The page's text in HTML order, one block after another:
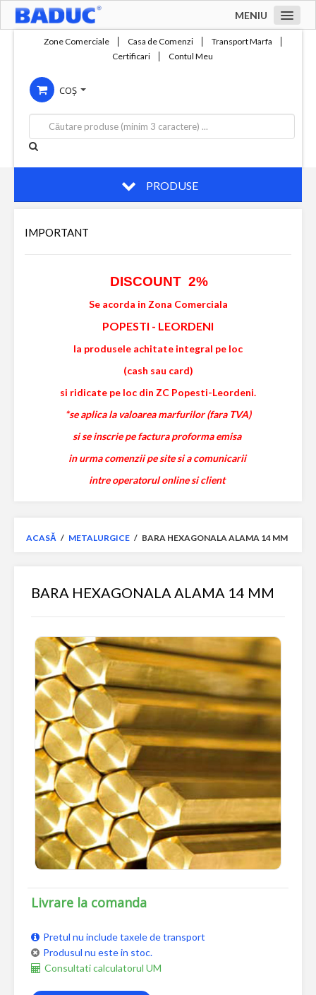
MENIU
Compania
Servicii
Productie
Contact
Zone Comerciale Casa de Comenzi
Transport Marfa
Certificari
Contul Meu
COȘ
PRODUSE
IMPORTANT
DISCOUNT 2%
Se acorda in Zona Comerciala
POPESTI - LEORDENI
la produsele achitate integral pe loc
(cash sau card)
si ridicate pe loc din ZC Popesti-Leordeni.
*se aplica la valoarea marfurilor (fara TVA)
si se inscrie pe factura proforma emisa
in urma comenzii pe site si a comunicarii
intre operatorul online si client
ACASĂ / METALURGICE / BARA HEXAGONALA ALAMA 14 MM
BARA HEXAGONALA ALAMA 14 MM
Livrare la comanda
Pretul nu include taxele de transport
Produsul nu este in stoc.
Consultati calculatorul UM